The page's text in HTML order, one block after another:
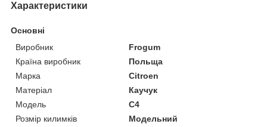
Характеристики
Основні
Виробник
Frogum
Країна виробник
Польща
Марка
Citroen
Матеріал
Каучук
Модель
C4
Розмір килимків
Модельний